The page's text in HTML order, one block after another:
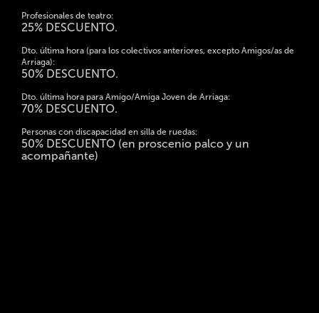
Profesionales de teatro:
25% DESCUENTO.
Dto. última hora (para los colectivos anteriores, excepto Amigos/as de
Arriaga):
50% DESCUENTO.
Dto. última hora para Amigo/Amiga Joven de Arriaga:
70% DESCUENTO.
Personas con discapacidad en silla de ruedas:
50% DESCUENTO (en proscenio palco y un
acompañante)